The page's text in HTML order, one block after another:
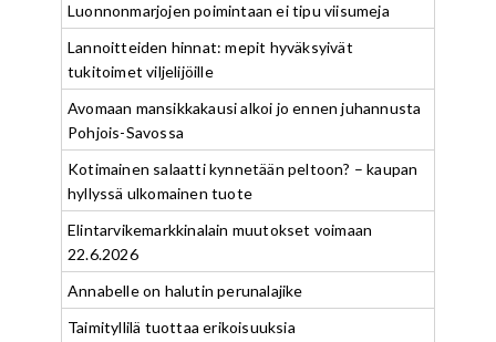
Luonnonmarjojen poimintaan ei tipu viisumeja
Lannoitteiden hinnat: mepit hyväksyivät
tukitoimet viljelijöille
Avomaan mansikkakausi alkoi jo ennen juhannusta
Pohjois-Savossa
Kotimainen salaatti kynnetään peltoon? – kaupan
hyllyssä ulkomainen tuote
Elintarvikemarkkinalain muutokset voimaan
22.6.2026
Annabelle on halutin perunalajike
Taimityllilä tuottaa erikoisuuksia